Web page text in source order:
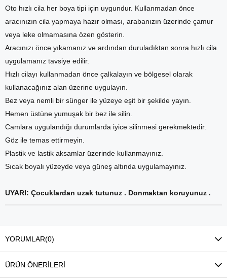
Oto hızlı cila her boya tipi için uygundur. Kullanmadan önce
aracınızın cila yapmaya hazır olması, arabanızın üzerinde çamur
veya leke olmamasına özen gösterin.
Aracınızı önce yıkamanız ve ardından duruladıktan sonra hızlı cila
uygulamanız tavsiye edilir.
Hızlı cilayı kullanmadan önce çalkalayın ve bölgesel olarak
kullanacağınız alan üzerine uygulayın.
Bez veya nemli bir sünger ile yüzeye eşit bir şekilde yayın.
Hemen üstüne yumuşak bir bez ile silin.
Camlara uygulandığı durumlarda iyice silinmesi gerekmektedir.
Göz ile temas ettirmeyin.
Plastik ve lastik aksamlar üzerinde kullanmayınız.
Sıcak boyalı yüzeyde veya güneş altında uygulamayınız.
UYARI: Çocuklardan uzak tutunuz . Donmaktan koruyunuz .
YORUMLAR(0)
ÜRÜN ÖNERILERI